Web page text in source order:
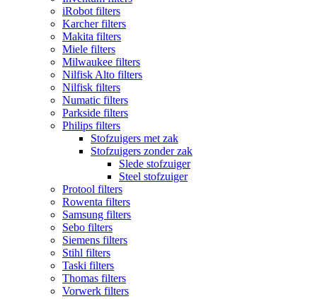
iRobot filters
Karcher filters
Makita filters
Miele filters
Milwaukee filters
Nilfisk Alto filters
Nilfisk filters
Numatic filters
Parkside filters
Philips filters
Stofzuigers met zak
Stofzuigers zonder zak
Slede stofzuiger
Steel stofzuiger
Protool filters
Rowenta filters
Samsung filters
Sebo filters
Siemens filters
Stihl filters
Taski filters
Thomas filters
Vorwerk filters